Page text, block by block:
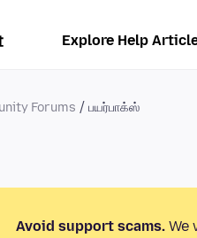
Explore Help
Forums பயர்பாக்ஸ்
Avoid support scams. We